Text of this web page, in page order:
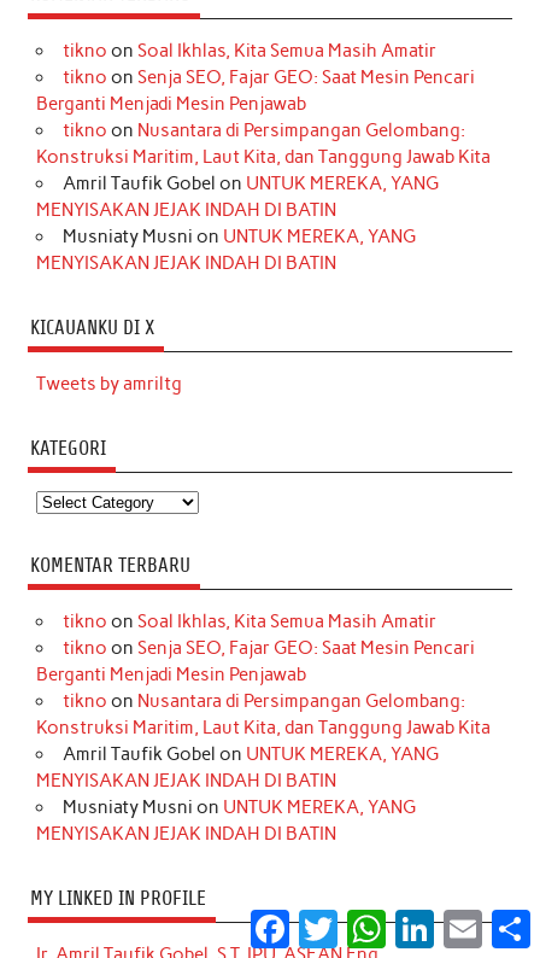
tikno on Soal Ikhlas, Kita Semua Masih Amatir
tikno on Senja SEO, Fajar GEO: Saat Mesin Pencari
Berganti Menjadi Mesin Penjawab
tikno on Nusantara di Persimpangan Gelombang:
Konstruksi Maritim, Laut Kita, dan Tanggung Jawab Kita
Amril Taufik Gobel on UNTUK MEREKA, YANG
MENYISAKAN JEJAK INDAH DI BATIN
Musniaty Musni on UNTUK MEREKA, YANG
MENYISAKAN JEJAK INDAH DI BATIN
KICAUANKU DI X
Tweets by amriltg
KATEGORI
Kategori
KOMENTAR TERBARU
tikno on Soal Ikhlas, Kita Semua Masih Amatir
tikno on Senja SEO, Fajar GEO: Saat Mesin Pencari
Berganti Menjadi Mesin Penjawab
tikno on Nusantara di Persimpangan Gelombang:
Konstruksi Maritim, Laut Kita, dan Tanggung Jawab Kita
Amril Taufik Gobel on UNTUK MEREKA, YANG
MENYISAKAN JEJAK INDAH DI BATIN
Musniaty Musni on UNTUK MEREKA, YANG
MENYISAKAN JEJAK INDAH DI BATIN
MY LINKED IN PROFILE
Facebook
TwitterWhatsApp
LinkedInEmail